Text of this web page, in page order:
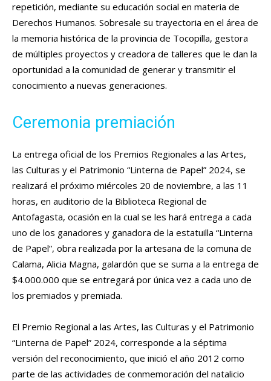
repetición, mediante su educación social en materia de
Derechos Humanos. Sobresale su trayectoria en el área de
la memoria histórica de la provincia de Tocopilla, gestora
de múltiples proyectos y creadora de talleres que le dan la
oportunidad a la comunidad de generar y transmitir el
conocimiento a nuevas generaciones.
Ceremonia premiación
La entrega oficial de los Premios Regionales a las Artes,
las Culturas y el Patrimonio “Linterna de Papel” 2024, se
realizará el próximo miércoles 20 de noviembre, a las 11
horas, en auditorio de la Biblioteca Regional de
Antofagasta, ocasión en la cual se les hará entrega a cada
uno de los ganadores y ganadora de la estatuilla “Linterna
de Papel”, obra realizada por la artesana de la comuna de
Calama, Alicia Magna, galardón que se suma a la entrega de
$4.000.000 que se entregará por única vez a cada uno de
los premiados y premiada.
El Premio Regional a las Artes, las Culturas y el Patrimonio
“Linterna de Papel” 2024, corresponde a la séptima
versión del reconocimiento, que inició el año 2012 como
parte de las actividades de conmemoración del natalicio